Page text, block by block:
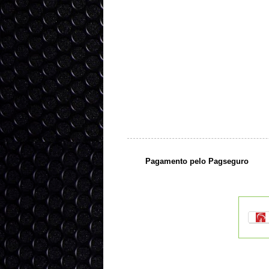
Pagamento pelo Pagseguro